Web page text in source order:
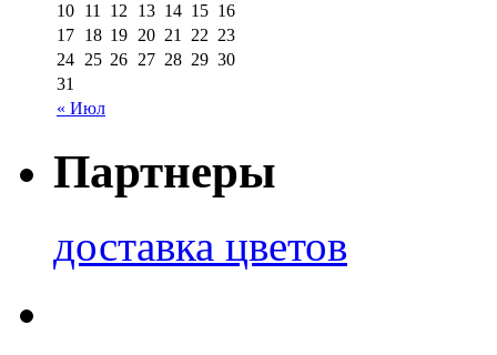
« Июл
10 11 12 13 14 15 16
17 18 19 20 21 22 23
24 25 26 27 28 29 30
31
Партнеры
доставка цветов